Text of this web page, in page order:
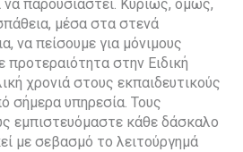
παρουσιαστεί. Κυρίως, όμως,
μέσα στα στενά
να πείσουμε για μόνιμους
προτεραιότητα στην Ειδική
χρονιά στους εκπαιδευτικούς
σήμερα υπηρεσία. Τους
εμπιστευόμαστε κάθε δάσκαλο
με σεβασμό το λειτούργημά